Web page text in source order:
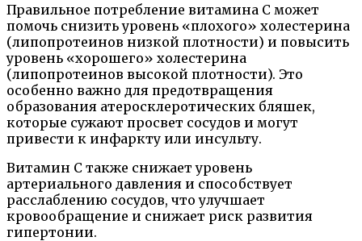
Правильное потребление витамина С может
помочь снизить уровень «плохого» холестерина
(липопротеинов низкой плотности) и повысить
уровень «хорошего» холестерина
(липопротеинов высокой плотности). Это
особенно важно для предотвращения
образования атеросклеротических бляшек,
которые сужают просвет сосудов и могут
привести к инфаркту или инсульту.
Витамин С также снижает уровень
артериального давления и способствует
расслаблению сосудов, что улучшает
кровообращение и снижает риск развития
гипертонии.